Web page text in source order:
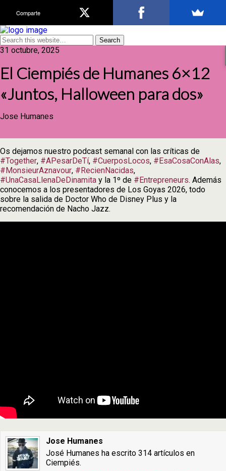
31 octubre, 2025
El Ciempiés de Humanes 6×12
«Juntos, Halloween para dos»
Jose Humanes
Os dejamos nuestro podcast semanal con las críticas de
#Together, #APesarDeTí, #CuerposLocos, #EsaCosaConAlas,
#MonsieurAznavour, #RecienNacidas,
#UnaCasaLlenaDeDinamita y la 1º de #Entrepreneurs. Además
conocemos a los presentadores de Los Goyas 2026, todo
sobre la salida de Doctor Who de Disney Plus y la
recomendación de Nacho Jazz.
Jose Humanes
José Humanes ha escrito 314 artículos en
Ciempiés.
Comparte